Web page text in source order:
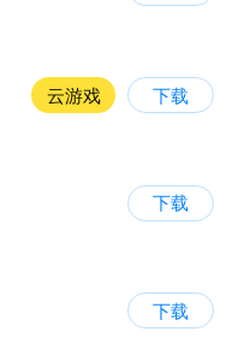
云游戏 下载
下载
下载